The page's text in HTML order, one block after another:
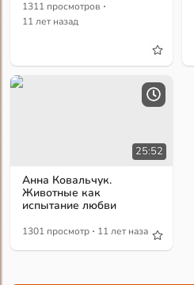
1311 просмотров ·
11 лет назад
25:52
Анна Ковальчук.
Животные как
испытание любви
1301 просмотр · 11 лет назад